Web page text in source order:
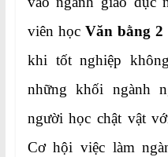
viên họcVăn bằng 2
khi tốt nghiệp
những khối ngành
người học chật vật
Cơ hội việc làm